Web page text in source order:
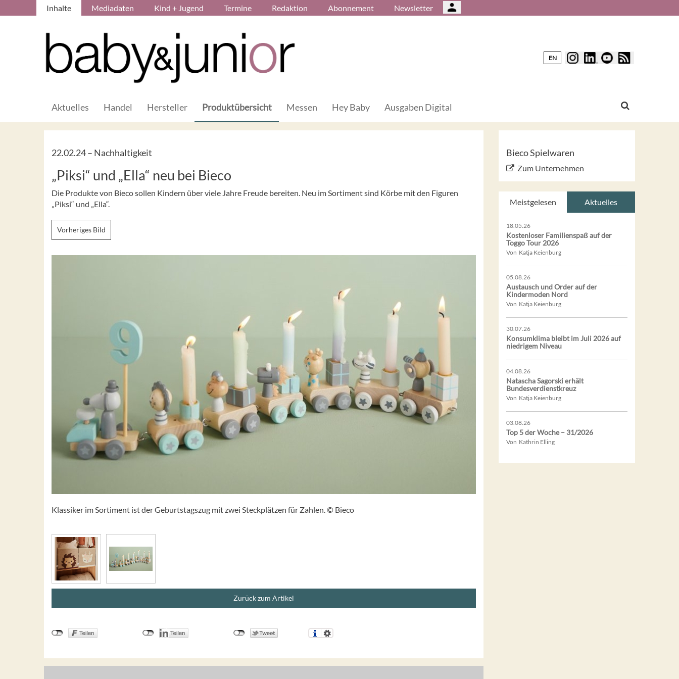
Inhalte Mediadaten Kind + Jugend Termine Redaktion Abonnement Newsletter
EN
Aktuelles Handel Hersteller Produktübersicht Messen Hey Baby Ausgaben Digital
22.02.24 – Nachhaltigkeit
„Piksi“ und „Ella“ neu bei Bieco
Die Produkte von Bieco sollen Kindern über viele Jahre Freude bereiten. Neu im Sortiment sind Körbe mit den Figuren
„Piksi“ und „Ella“.
Vorheriges Bild
Klassiker im Sortiment ist der Geburtstagszug mit zwei Steckplätzen für Zahlen. © Bieco
Zurück zum Artikel
Bieco Spielwaren
Zum Unternehmen
Meistgelesen Aktuelles
18.05.26
Kostenloser Familienspaß auf der
Toggo Tour 2026
Von Katja Keienburg
05.08.26
Austausch und Order auf der
Kindermoden Nord
Von Katja Keienburg
30.07.26
Konsumklima bleibt im Juli 2026 auf
niedrigem Niveau
04.08.26
Natascha Sagorski erhält
Bundesverdienstkreuz
Von Katja Keienburg
03.08.26
Top 5 der Woche – 31/2026
Von Kathrin Elling